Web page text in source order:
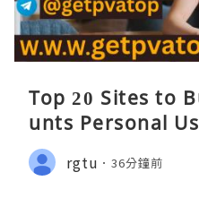
Top 20 Sites to
unts Personal
rgtu 36分鐘前